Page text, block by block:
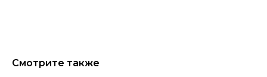
Смотрите также